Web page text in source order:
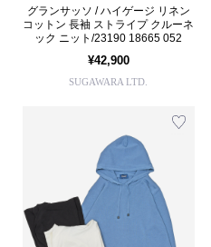
グランサッソ / ハイゲージ リネン
コットン 長袖 ストライプ クルーネ
ック ニット/23190 18665 052
¥42,900
SUGAWARA LTD.